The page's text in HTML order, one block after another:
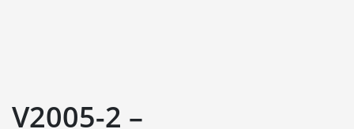
V2005-2 –